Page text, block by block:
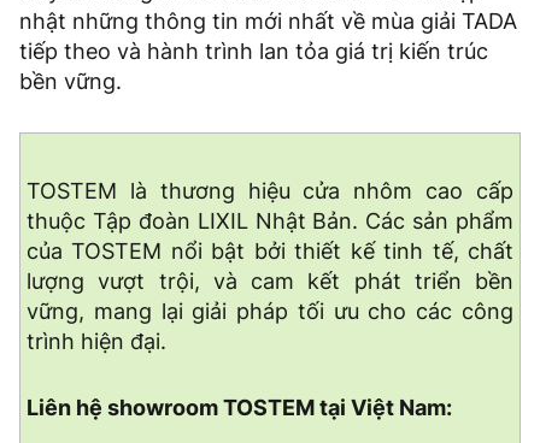
nhật những thông tin mới nhất về mùa giải TADA
tiếp theo và hành trình lan tỏa giá trị kiến trúc
bền vững.
TOSTEM là thương hiệu cửa nhôm cao cấp
thuộc Tập đoàn LIXIL Nhật Bản. Các sản phẩm
của TOSTEM nổi bật bởi thiết kế tinh tế, chất
lượng vượt trội, và cam kết phát triển bền
vững, mang lại giải pháp tối ưu cho các công
trình hiện đại.
Liên hệ showroom TOSTEM tại Việt Nam: